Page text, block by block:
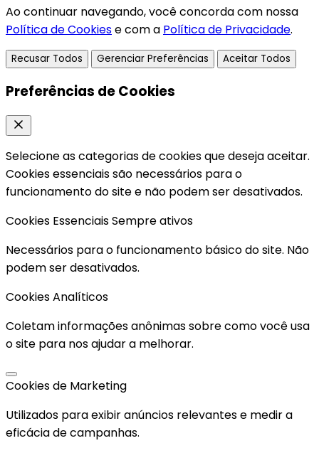
Ao continuar navegando, você concorda com nossa
Política de Cookiese com a Política de Privacidade.
Recusar Todos Gerenciar Preferências Aceitar Todos
Preferências de Cookies
Selecione as categorias de cookies que deseja aceitar.
Cookies essenciais são necessários para o
funcionamento do site e não podem ser desativados.
Cookies EssenciaisSempre ativos
Necessários para o funcionamento básico do site. Não
podem ser desativados.
Cookies Analíticos
Coletam informações anônimas sobre como você usa
o site para nos ajudar a melhorar.
Cookies de Marketing
Utilizados para exibir anúncios relevantes e medir a
eficácia de campanhas.